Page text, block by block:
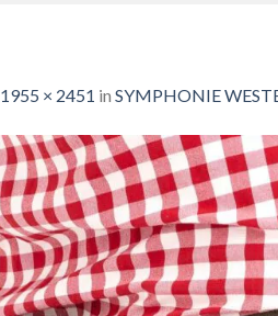
1955 × 2451 in SYMPHONIE